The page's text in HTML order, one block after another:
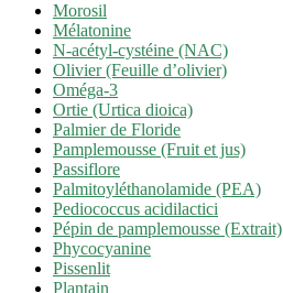
Morosil
Mélatonine
N-acétyl-cystéine (NAC)
Olivier (Feuille d’olivier)
Oméga-3
Ortie (Urtica dioica)
Palmier de Floride
Pamplemousse (Fruit et jus)
Passiflore
Palmitoyléthanolamide (PEA)
Pediococcus acidilactici
Pépin de pamplemousse (Extrait)
Phycocyanine
Pissenlit
Plantain